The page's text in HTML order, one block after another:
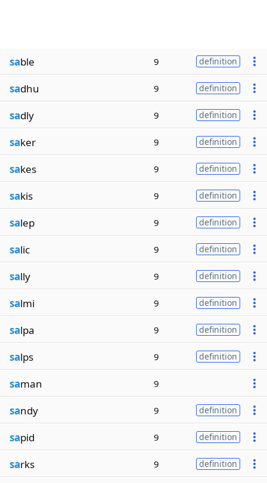
sable 9 definition
sadhu 9 definition
sadly 9 definition
saker 9 definition
sakes 9 definition
sakis 9 definition
salep 9 definition
salic 9 definition
sally 9 definition
salmi 9 definition
salpa 9 definition
salps 9 definition
saman 9
sandy 9 definition
sapid 9 definition
sarks 9 definition